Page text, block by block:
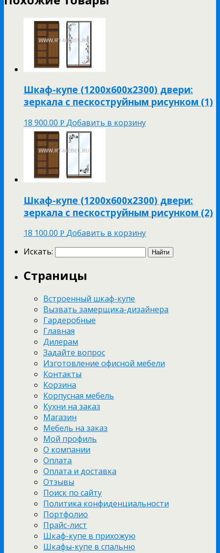
Шкаф-купе (1200х600х2300) двери:
зеркала с пескоструйным рисунком (1)
18 900.00 Р Добавить в корзину
Шкаф-купе (1200х600х2300) двери:
зеркала с пескоструйным рисунком (2)
18 100.00 Р Добавить в корзину
Искать:
Страницы
Встроенный шкаф-купе
Вызвать замерщика-дизайнера
Гардеробные
Главная
Дилерам
Задайте вопрос
Изготовление офисной мебели
Контакты
Корзина
Корпусная мебель
Кухни на заказ
Магазин
Мебель на заказ
Мой профиль
О компании
Оплата
Оплата и доставка
Отзывы
Поиск по сайту
Политика конфиденциальности
Портфолио
Прайс-лист
Шкаф-купе в прихожую
Шкафы-купе в спальню